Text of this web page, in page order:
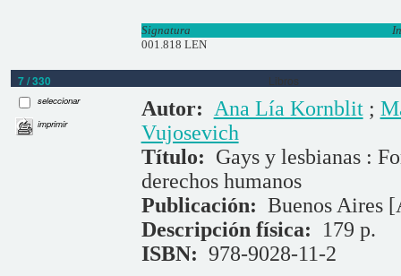
Signatura
001.818 LEN
7 / 330 Libros
seleccionar
imprimir
Autor: Ana Lía Kornblit;
Vujosevich
Título: Gays y lesbianas :
derechos humanos
Publicación: Buenos Aires
Descripción física: 179 p.
ISBN: 978-9028-11-2